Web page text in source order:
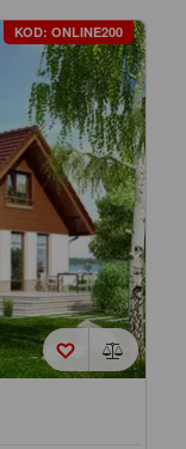
KOD: ONLINE200